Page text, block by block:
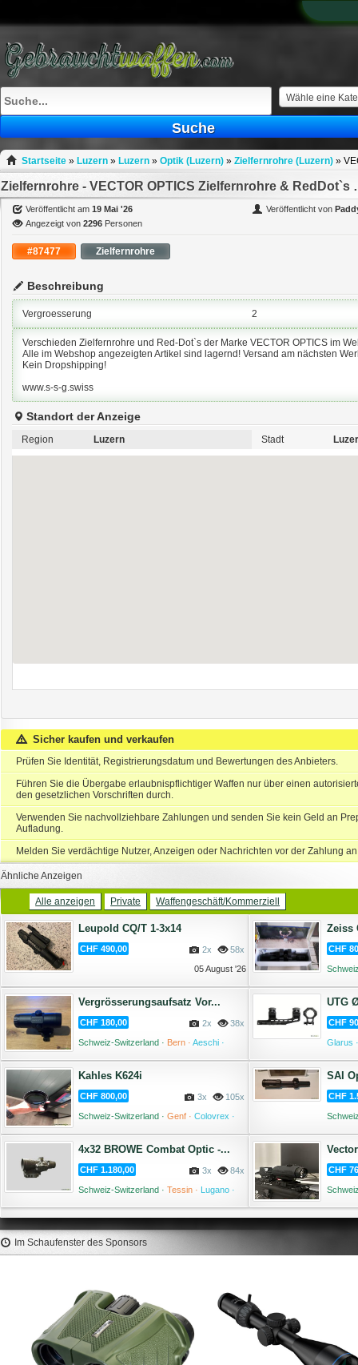
sell
What
to
buy
Stuff
Fill
Wähle eine
Suche
Startseite» Luzern» Luzern» Optik (Luzern)» Zielfernrohre (Luzern)»
Zielfernrohre -
Veröffentlicht am19 Mai '26 Veröffentlicht von
Angezeigt von2296 Personen
#87477 Zielfernrohre
Beschreibung
Vergroesserung 2
Verschieden Zielfernrohre und Red-Dot`s der Marke VECTOR OPTICS im
Alle im Webshop angezeigten Artikel sind lagernd! Versand am nächsten
Kein Dropshipping!
www.s-s-g.swiss
Standort der Anzeige
Region Luzern Stadt
Sicher kaufen und verkaufen
Prüfen Sie Identität, Registrierungsdatum und Bewertungen des Anbieters.
Führen Sie die Übergabe erlaubnispflichtiger Waffen nur über einen
den gesetzlichen Vorschriften durch.
Verwenden Sie nachvollziehbare Zahlungen und senden Sie kein Geld an
Aufladung.
Melden Sie verdächtige Nutzer, Anzeigen oder Nachrichten vor der Zahlung
Ähnliche Anzeigen
Alle anzeigen Private Waffengeschäft/Kommerziell
Leupold CQ/T 1-3x14
CHF 490,00 58x
2x
05 August '26
Zeiss
CHF
Vergrösserungsaufsatz Vor...
CHF 180,00 38x
2x
Schweiz-Switzerland · Bern · Aeschi ·
CHF
Glarus ·
Kahles K624i
CHF 800,00 105x
3x
Schweiz-Switzerland · Genf · Colovrex ·
SAI
CHF
4x32 BROWE Combat Optic -...
CHF 1.180,00 84x
3x
Schweiz-Switzerland · Tessin · Lugano ·
CHF
Im Schaufenster des Sponsors
151,4 €